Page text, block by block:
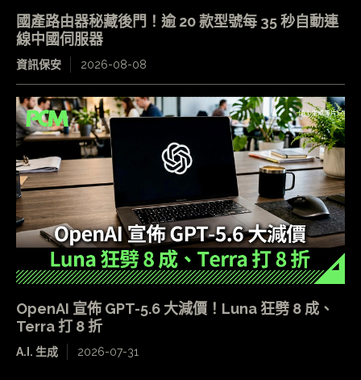
國產路由器秘藏後門！逾 20 款型號每 35 秒自動連
線中國伺服器
資訊保安 2026-08-08
OpenAI 宣佈 GPT-5.6 大減價！Luna 狂劈 8 成、
Terra 打 8 折
A.I. 生成 2026-07-31